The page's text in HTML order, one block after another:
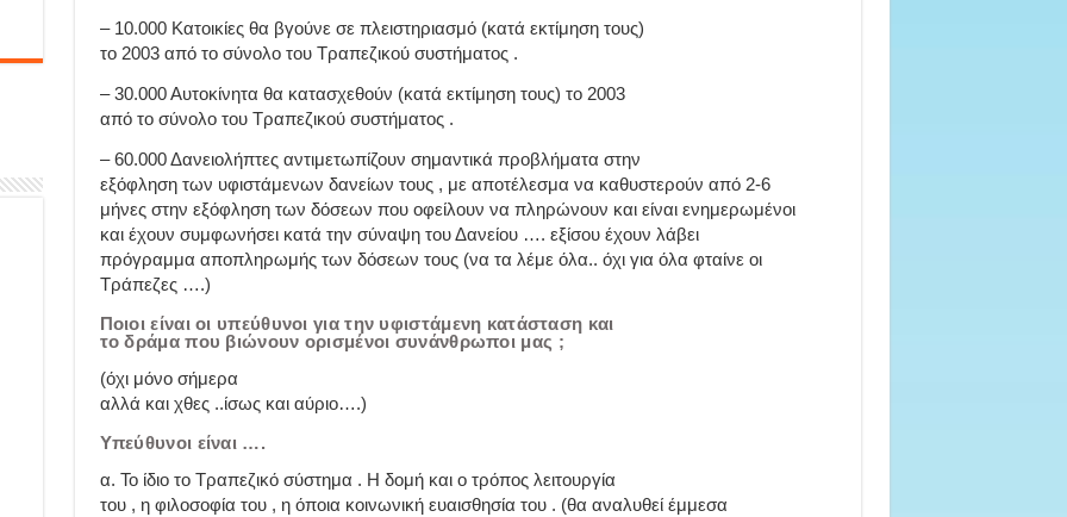
– 10.000 Κατοικίες θα βγούνε σε πλειστηριασμό (κατά εκτίμηση τους)
το 2003 από το σύνολο του Τραπεζικού συστήματος .
– 30.000 Αυτοκίνητα θα κατασχεθούν (κατά εκτίμηση τους) το 2003
από το σύνολο του Τραπεζικού συστήματος .
– 60.000 Δανειολήπτες αντιμετωπίζουν σημαντικά προβλήματα στην
εξόφληση των υφιστάμενων δανείων τους , με αποτέλεσμα να καθυστερούν από 2-6
μήνες στην εξόφληση των δόσεων που οφείλουν να πληρώνουν και είναι ενημερωμένοι
και έχουν συμφωνήσει κατά την σύναψη του Δανείου …. εξίσου έχουν λάβει
πρόγραμμα αποπληρωμής των δόσεων τους (να τα λέμε όλα.. όχι για όλα φταίνε οι
Τράπεζες ….)
Ποιοι είναι οι υπεύθυνοι για την υφιστάμενη κατάσταση και
το δράμα που βιώνουν ορισμένοι συνάνθρωποι μας ;
(όχι μόνο σήμερα
αλλά και χθες ..ίσως και αύριο….)
Υπεύθυνοι είναι ….
α. Το ίδιο το Τραπεζικό σύστημα . Η δομή και ο τρόπος λειτουργία
του , η φιλοσοφία του , η όποια κοινωνική ευαισθησία του . (θα αναλυθεί έμμεσα